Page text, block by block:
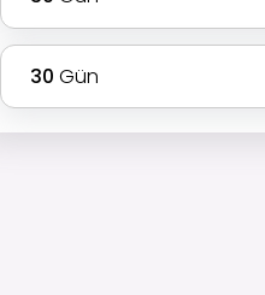
30 Gün